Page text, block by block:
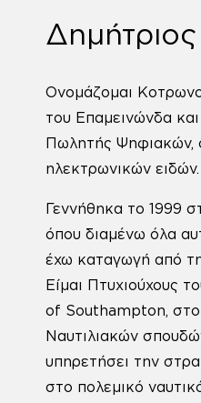
Δημήτριος
Ονομάζομαι
του Επαμεινώνδα
Πωλητής Ψηφιακών,
ηλεκτρωνικών ειδών.
Γεννήθηκα το 1999
όπου διαμένω όλα
έχω καταγωγή από
Είμαι Πτυχιούχους
of Southampton,
Ναυτιλιακών
υπηρετήσει την
στο πολεμικό